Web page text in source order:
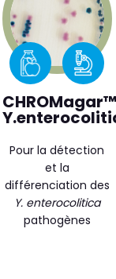
Pour la détection
et la
différenciation des
Y. enterocolitica
pathogènes